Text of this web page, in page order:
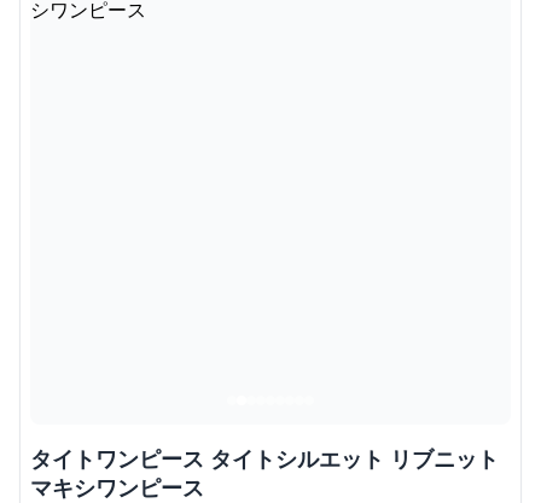
タイトワンピース タイトシルエット リブニット
マキシワンピース